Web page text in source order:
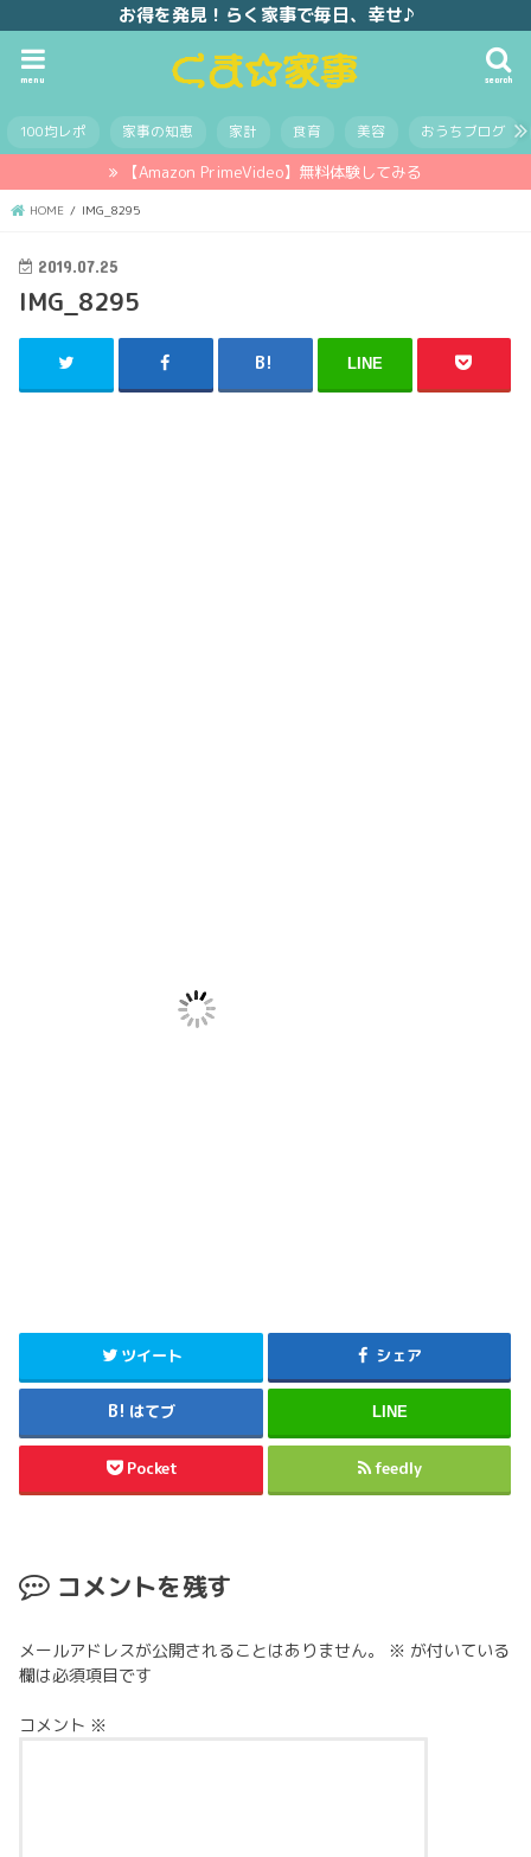
お得を発見！らく家事で毎日、幸せ♪
search
menu
100均レポ 家事の知恵 家計 食育 美容 おうちブログ
【Amazon PrimeVideo】無料体験してみる
HOME IMG_8295
2019.07.25
IMG_8295
LINE
ツイート シェア
はてブ LINE
Pocket feedly
コメントを残す
メールアドレスが公開されることはありません。 ※ が付いている
欄は必須項目です
コメント ※